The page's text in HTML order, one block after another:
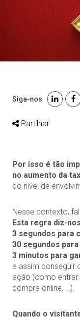
Siga-nos
Partilhar
Por isso é tão
no aumento da
do nível de
Nesse contexto,
Esta regra diz-
3 segundos para
30 segundos
3 minutos para
e assim conseguir
ação (como
compra online, …).
Quando o